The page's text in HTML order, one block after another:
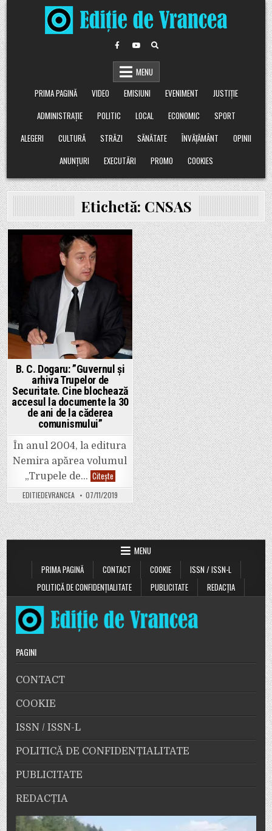
Skip
to
content
MENU
PRIMA PAGINĂ
VIDEO EMISIUNI EVENIMENT
JUSTIȚIE
ADMINISTRAȚIE
POLITIC LOCAL ECONOMIC
SPORT
ALEGERI
CULTURĂ STRĂZI SĂNĂTATE ÎNVĂȚĂMÂNT
OPINII
ANUNȚURI
EXECUTĂRI PROMO COOKIES
Etichetă: CNSAS
Posted
B. C. Dogaru: ”Guvernul și
arhiva Trupelor de
Securitate. Cine blochează
accesul la documente la 30
de ani de la căderea
comunismului”
În anul 2004, la editura
Nemira apărea volumul
„Trupele de… CiteșteB.
C.
Dogaru:
”Guvernul
și
arhiva
Trupelor
de
Securitate.
Cine
blochează
la
documente
la
30
ani
de
la
EDITIEDEVRANCEA 07/11/2019
MENU
PRIMA PAGINĂ
CONTACT COOKIE
ISSN / ISSN-L
POLITICĂ DE CONFIDENȚIALITATE
PUBLICITATE REDACȚIA
PAGINI
CONTACT
COOKIE
ISSN / ISSN-L
POLITICĂ DE CONFIDENȚIALITATE
PUBLICITATE
REDACȚIA